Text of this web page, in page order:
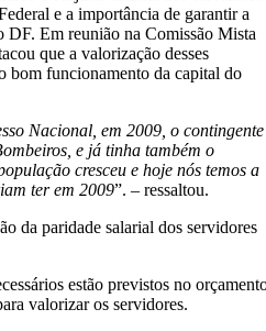
e a importância de garantir a
Em reunião na Comissão Mista
que a valorização desses
bom funcionamento da capital do
Nacional, em 2009, o contingente
e já tinha também o
cresceu e hoje nós temos a
ter em 2009”. – ressaltou.
da paridade salarial dos servidores
estão previstos no
valorizar os servidores.